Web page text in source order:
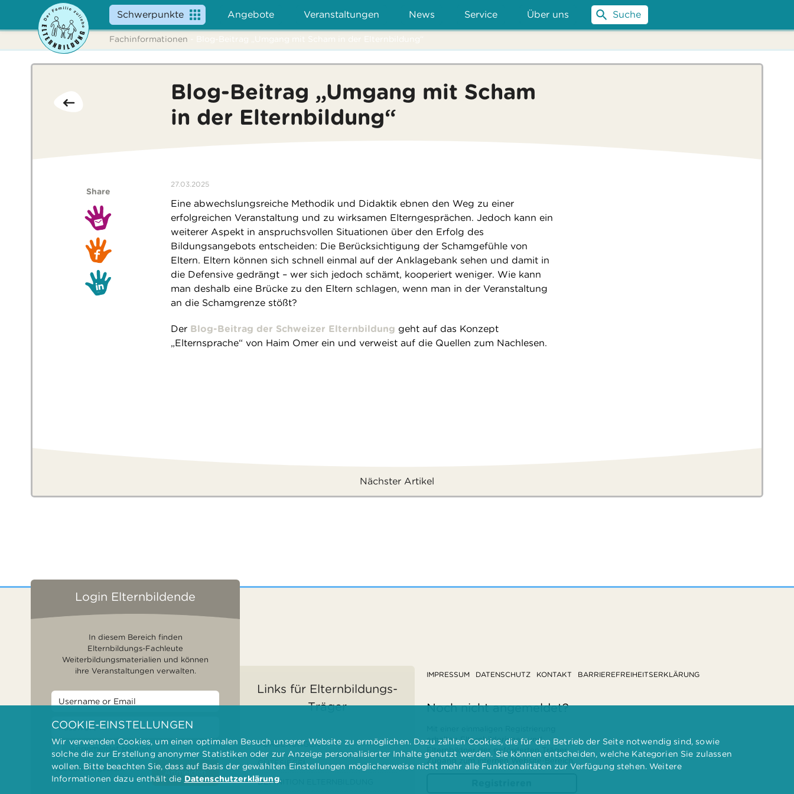
Schwerpunkte Angebote Veranstaltungen News Service Über uns Suche
Fachinformationen - Blog-Beitrag „Umgang mit Scham in der Elternbildung“
Blog-Beitrag „Umgang mit Scham
in der Elternbildung“
27.03.2025
Eine abwechslungsreiche Methodik und Didaktik ebnen den Weg zu einer
erfolgreichen Veranstaltung und zu wirksamen Elterngesprächen. Jedoch kann ein
weiterer Aspekt in anspruchsvollen Situationen über den Erfolg des
Bildungsangebots entscheiden: Die Berücksichtigung der Schamgefühle von
Eltern. Eltern können sich schnell einmal auf der Anklagebank sehen und damit in
die Defensive gedrängt – wer sich jedoch schämt, kooperiert weniger. Wie kann
man deshalb eine Brücke zu den Eltern schlagen, wenn man in der Veranstaltung
an die Schamgrenze stößt?
Der Blog-Beitrag der Schweizer Elternbildung geht auf das Konzept
„Elternsprache“ von Haim Omer ein und verweist auf die Quellen zum Nachlesen.
Share
Nächster Artikel
Login Elternbildende
In diesem Bereich finden
Elternbildungs-Fachleute
Weiterbildungsmaterialien und können
ihre Veranstaltungen verwalten.
Angemeldet bleiben
Passwort vergessen? Anmelden
Links für Elternbildungs-
Träger
FÖRDERUNGEN
GÜTESIEGEL
DEFINITION ELTERNBILDUNG
IMPRESSUM DATENSCHUTZ KONTAKT BARRIEREFREIHEITSERKLÄRUNG
Noch nicht angemeldet?
erhalten Elternbilderinnen und
Elternbildner der geförderten Träger
Zugang zum internen Website-Bereich.
COOKIE-EINSTELLUNGEN
Wir verwenden Cookies, um einen optimalen Besuch unserer Website zu ermöglichen. Dazu zählen Cookies, die für den Betrieb der Seite notwendig sind, sowie
solche die zur Erstellung anonymer Statistiken oder zur Anzeige personalisierter Inhalte genutzt werden. Sie können entscheiden, welche Kategorien Sie zulassen
wollen. Bitte beachten Sie, dass auf Basis der gewählten Einstellungen möglicherweise nicht mehr alle Funktionalitäten zur Verfügung stehen. Weitere
Informationen dazu enthält die Datenschutzerklärung.